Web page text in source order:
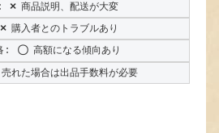
× 商品説明、配送が大変
× 購入者とのトラブルあり
〇 高額になる傾向あり
売れた場合は出品手数料が必要